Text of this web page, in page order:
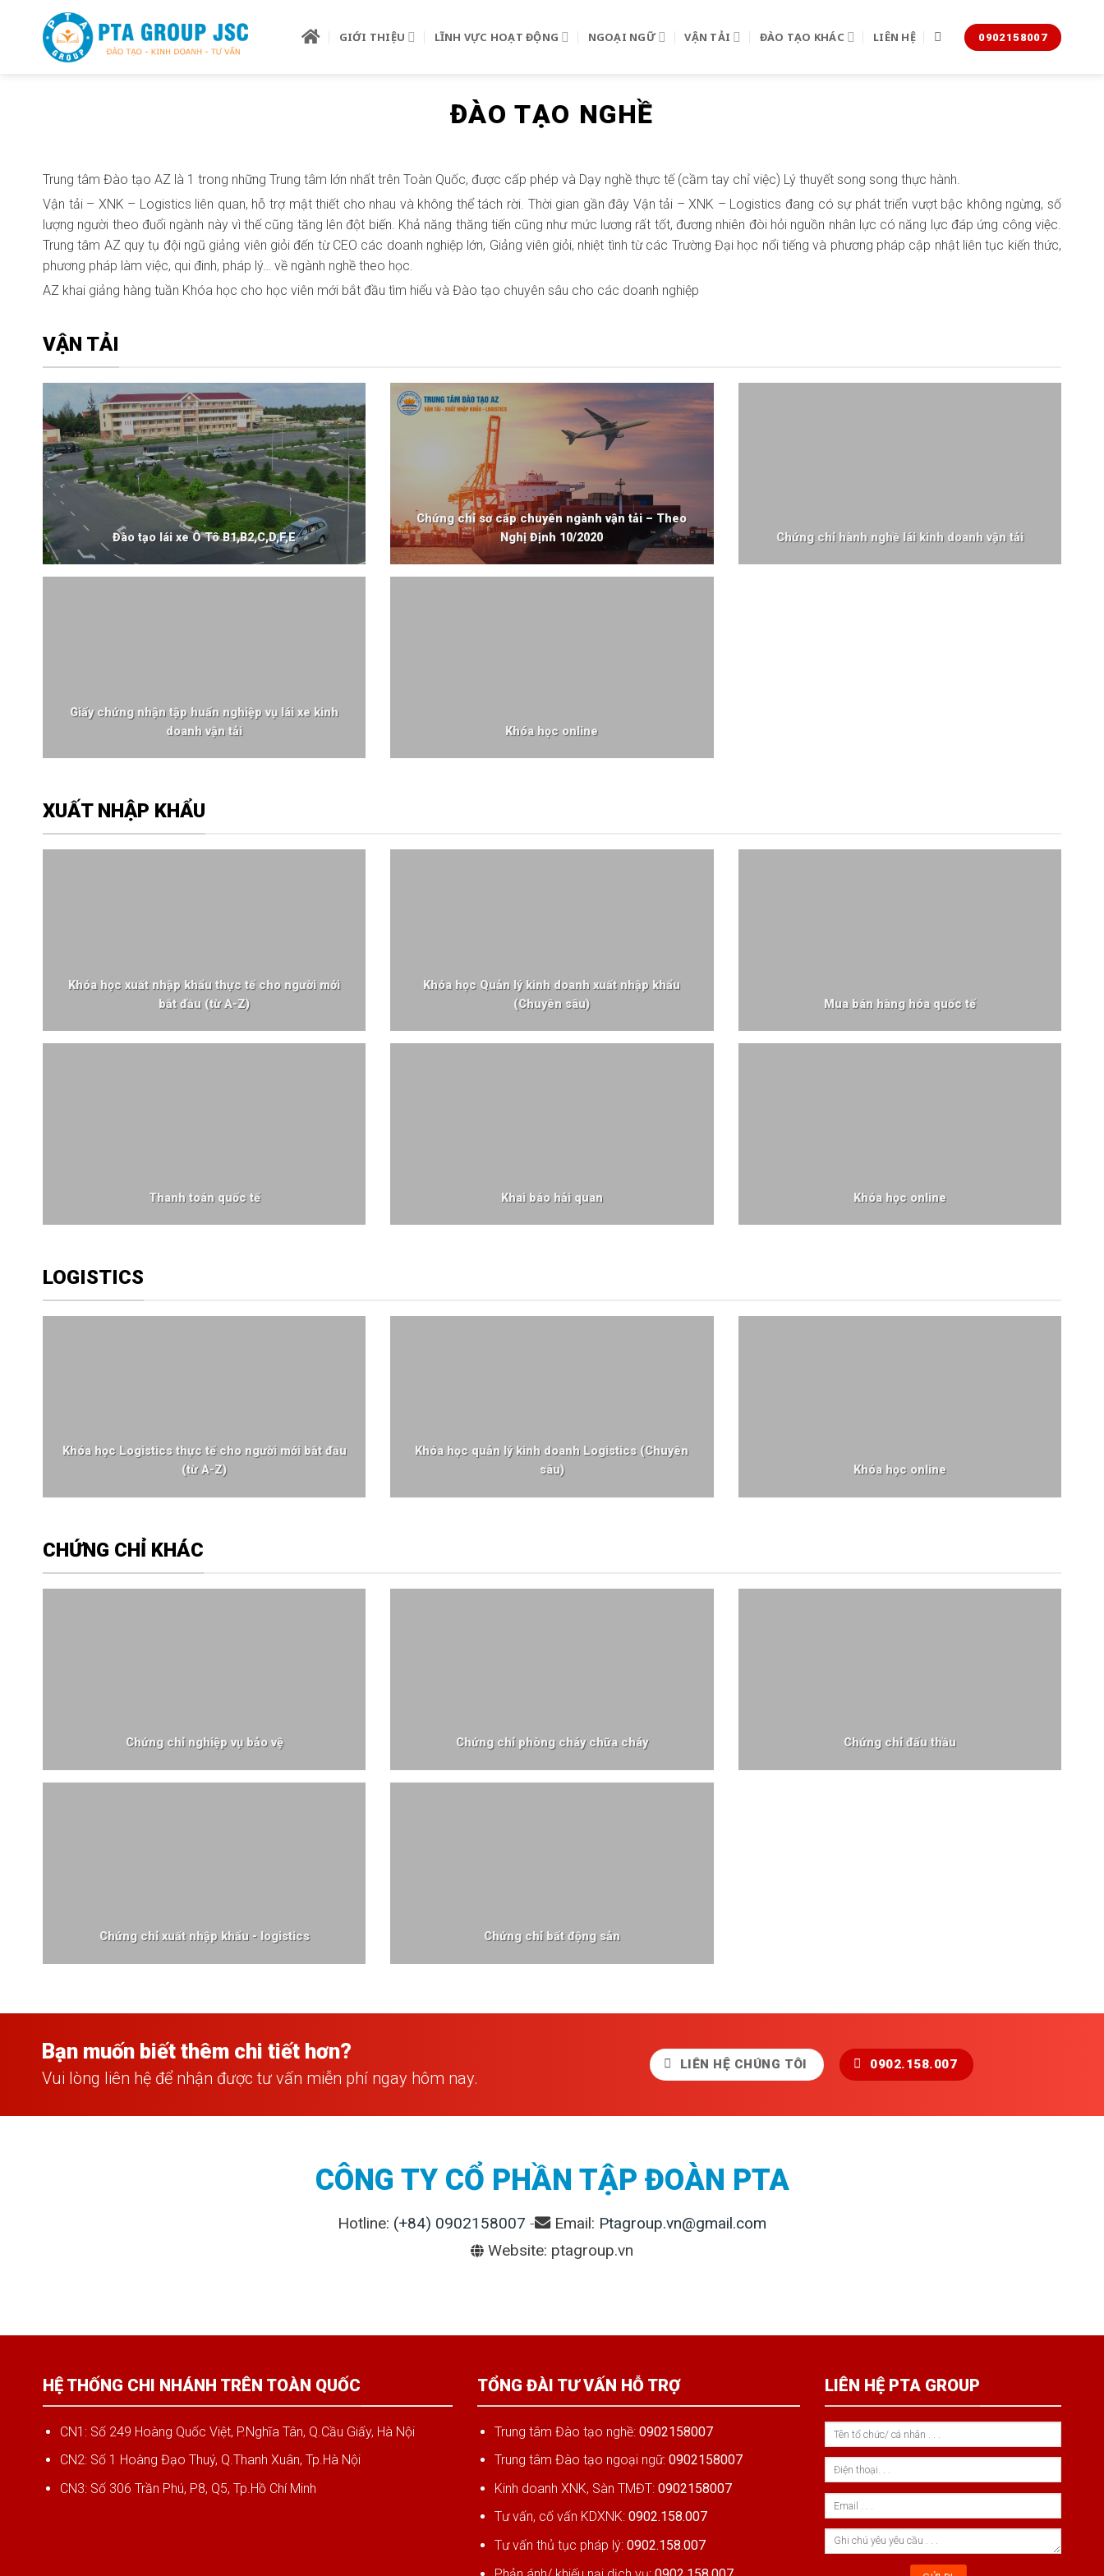
GIỚI THIỆU LĨNH VỰC HOẠT ĐỘNG NGOẠI NGỮ VẬN TẢI ĐÀO TẠO KHÁC LIÊN HỆ 0902158007
ĐÀO TẠO NGHỀ
Trung tâm Đào tạo AZ là 1 trong những Trung tâm lớn nhất trên Toàn Quốc, được cấp phép và Dạy nghề thực tế (cầm tay chỉ việc) Lý thuyết song song thực hành.
Vận tải – XNK – Logistics liên quan, hỗ trợ mật thiết cho nhau và không thể tách rời. Thời gian gần đây Vận tải – XNK – Logistics đang có sự phát triển vượt bậc không ngừng, số
lượng người theo đuổi ngành này vì thế cũng tăng lên đột biến. Khả năng thăng tiến cũng như mức lương rất tốt, đương nhiên đòi hỏi nguồn nhân lực có năng lực đáp ứng công việc.
Trung tâm AZ quy tụ đội ngũ giảng viên giỏi đến từ CEO các doanh nghiệp lớn, Giảng viên giỏi, nhiệt tình từ các Trường Đại học nổi tiếng và phương pháp cập nhật liên tục kiến thức,
phương pháp làm việc, qui đinh, pháp lý… về ngành nghề theo học.
AZ khai giảng hàng tuần Khóa học cho học viên mới bắt đầu tìm hiểu và Đào tạo chuyên sâu cho các doanh nghiệp
VẬN TẢI
Đào tạo lái xe Ô Tô B1,B2,C,D,F,E
Chứng chỉ sơ cấp chuyên ngành vận tải – Theo
Nghị Định 10/2020
Chứng chỉ hành nghề lái kinh doanh vận tải
Giấy chứng nhận tập huấn nghiệp vụ lái xe kinh
doanh vận tải
Khóa học online
XUẤT NHẬP KHẨU
Khóa học xuất nhập khẩu thực tế cho người mới
bắt đầu (từ A-Z)
Khóa học Quản lý kinh doanh xuất nhập khẩu
(Chuyên sâu)
Mua bán hàng hóa quốc tế
Thanh toán quốc tế Khai báo hải quan Khóa học online
LOGISTICS
Khóa học Logistics thực tế cho người mới bắt đầu
(từ A-Z)
Khóa học quản lý kinh doanh Logistics (Chuyên
sâu)
Khóa học online
CHỨNG CHỈ KHÁC
Chứng chỉ nghiệp vụ bảo vệ Chứng chỉ phòng cháy chữa cháy Chứng chỉ đấu thầu
Chứng chỉ xuất nhập khẩu - logistics Chứng chỉ bất động sản
Bạn muốn biết thêm chi tiết hơn?
Vui lòng liên hệ để nhận được tư vấn miễn phí ngay hôm nay.
LIÊN HỆ CHÚNG TÔI 0902.158.007
CÔNG TY CỔ PHẦN TẬP ĐOÀN PTA
Hotline: (+84) 0902158007 - Email: Ptagroup.vn@gmail.com
Website: ptagroup.vn
HỆ THỐNG CHI NHÁNH TRÊN TOÀN QUỐC
CN1: Số 249 Hoàng Quốc Việt, P.Nghĩa Tân, Q.Cầu Giấy, Hà Nội
CN2: Số 1 Hoàng Đạo Thuý, Q.Thanh Xuân, Tp.Hà Nội
CN3: Số 306 Trần Phú, P8, Q5, Tp.Hồ Chí Minh
TỔNG ĐÀI TƯ VẤN HỖ TRỢ
Trung tâm Đào tạo nghề: 0902158007
Trung tâm Đào tạo ngoại ngữ: 0902158007
Kinh doanh XNK, Sàn TMĐT: 0902158007
Tư vấn, cố vấn KDXNK: 0902.158.007
Tư vấn thủ tục pháp lý: 0902.158.007
LIÊN HỆ PTA GROUP